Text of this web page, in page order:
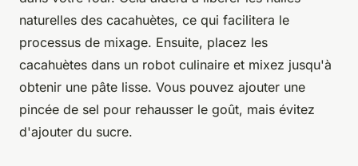
naturelles des cacahuètes, ce qui facilitera le
processus de mixage. Ensuite, placez les
cacahuètes dans un robot culinaire et mixez jusqu'à
obtenir une pâte lisse. Vous pouvez ajouter une
pincée de sel pour rehausser le goût, mais évitez
d'ajouter du sucre.